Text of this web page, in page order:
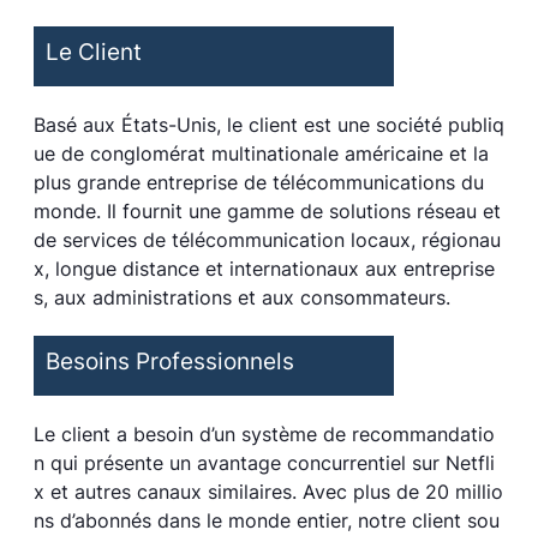
Le Client
Basé aux États-Unis, le client est une société publiq
ue de conglomérat multinationale américaine et la
plus grande entreprise de télécommunications du
monde. Il fournit une gamme de solutions réseau et
de services de télécommunication locaux, régionau
x, longue distance et internationaux aux entreprise
s, aux administrations et aux consommateurs.
Besoins Professionnels
Le client a besoin d’un système de recommandatio
n qui présente un avantage concurrentiel sur Netfli
x et autres canaux similaires. Avec plus de 20 millio
ns d’abonnés dans le monde entier, notre client sou